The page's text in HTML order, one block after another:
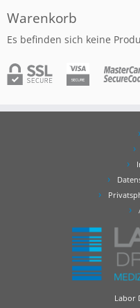
Warenkorb
Es befinden sich keine
Labor